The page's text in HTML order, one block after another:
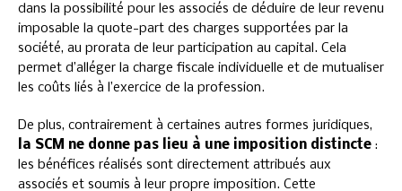
dans la possibilité pour les associés de déduire de leur revenu
imposable la quote-part des charges supportées par la
société, au prorata de leur participation au capital. Cela
permet d’alléger la charge fiscale individuelle et de mutualiser
les coûts liés à l’exercice de la profession.
De plus, contrairement à certaines autres formes juridiques,
la SCM ne donne pas lieu à une imposition distincte :
les bénéfices réalisés sont directement attribués aux
associés et soumis à leur propre imposition. Cette